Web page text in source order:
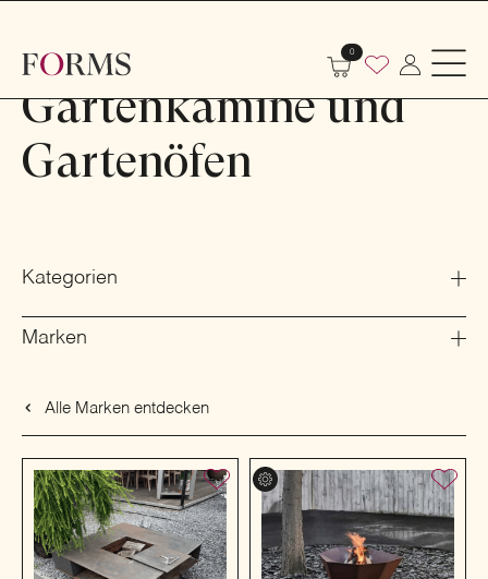
0
Gartenkamine und Gartenöfen
Gartenkamine und
Gartenöfen
Kategorien
Marken
Alle Marken entdecken